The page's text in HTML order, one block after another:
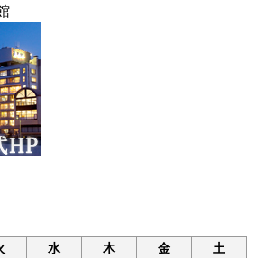
水 木 金 土